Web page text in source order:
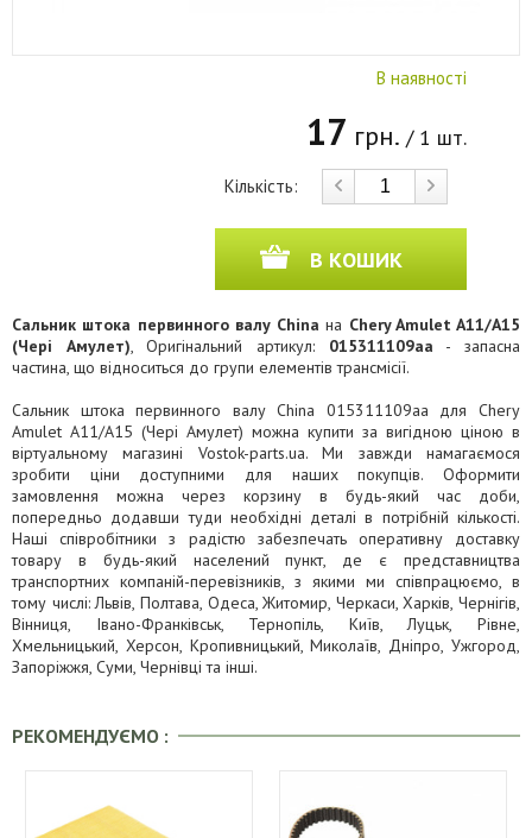
В наявності
17 грн. / 1 шт.
Кількість:
В КОШИК
Сальник штока первинного валу China на Chery Amulet A11/A15
(Чері Амулет), Оригінальний артикул: 015311109aa - запасна
частина, що відноситься до групи елементів трансмісії.
Сальник штока первинного валу China 015311109aa для Chery
Amulet A11/A15 (Чері Амулет) можна купити за вигідною ціною в
віртуальному магазині Vostok-parts.ua. Ми завжди намагаємося
зробити ціни доступними для наших покупців. Оформити
замовлення можна через корзину в будь-який час доби,
попередньо додавши туди необхідні деталі в потрібній кількості.
Наші співробітники з радістю забезпечать оперативну доставку
товару в будь-який населений пункт, де є представництва
транспортних компаній-перевізників, з якими ми співпрацюємо, в
тому числі: Львів, Полтава, Одеса, Житомир, Черкаси, Харків, Чернігів,
Вінниця, Івано-Франківськ, Тернопіль, Київ, Луцьк, Рівне,
Хмельницький, Херсон, Кропивницький, Миколаїв, Дніпро, Ужгород,
Запоріжжя, Суми, Чернівці та інші.
РЕКОМЕНДУЄМО :